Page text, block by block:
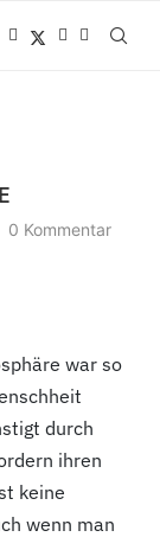
0 Kommentar
war so
durch
ihren
keine
wenn man